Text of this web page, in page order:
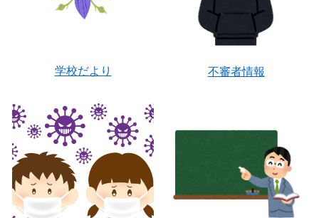
学校だより 不審者情報